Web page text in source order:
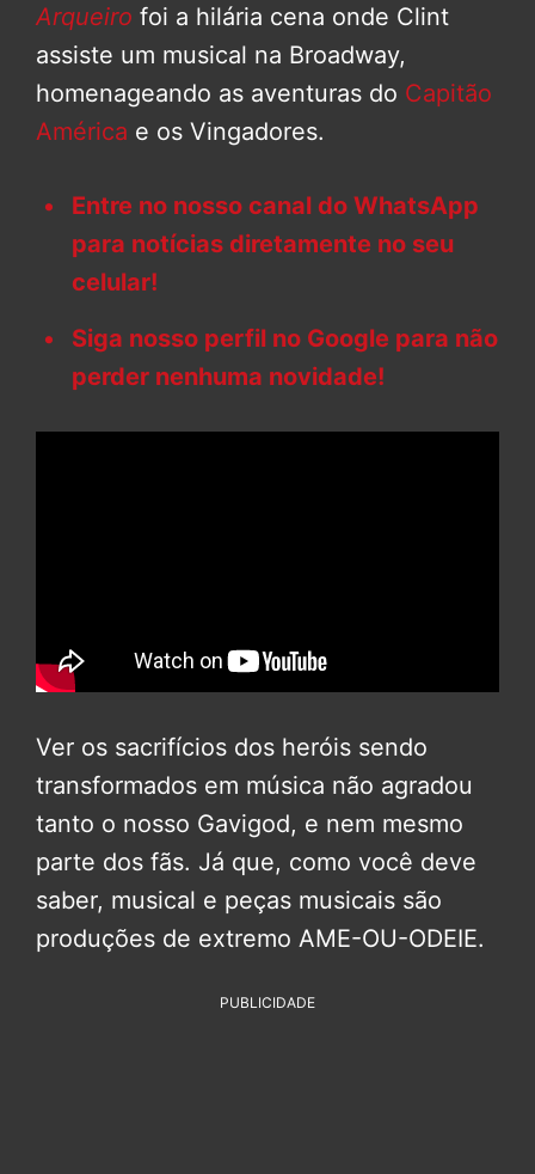
Arqueiro foi a hilária cena onde Clint
assiste um musical na Broadway,
homenageando as aventuras do Capitão
América e os Vingadores.
Entre no nosso canal do WhatsApp
para notícias diretamente no seu
celular!
Siga nosso perfil no Google para não
perder nenhuma novidade!
Ver os sacrifícios dos heróis sendo
transformados em música não agradou
tanto o nosso Gavigod, e nem mesmo
parte dos fãs. Já que, como você deve
saber, musical e peças musicais são
produções de extremo AME-OU-ODEIE.
PUBLICIDADE